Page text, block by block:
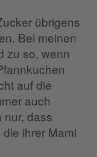
übrigens
Bei meinen
zu so, wenn
auf die
auch
nur, dass
ihrer Mami